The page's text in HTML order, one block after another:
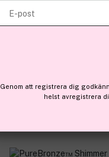
E-post
Genom att registrera dig
helst avregistrera